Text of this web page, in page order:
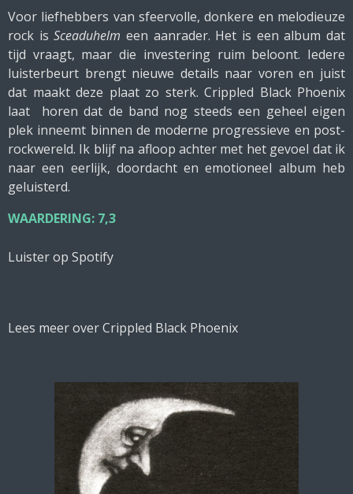
Voor liefhebbers van sfeervolle, donkere en melodieuze
rock isSceaduhelm een aanrader. Het is een album dat
tijd vraagt, maar die investering ruim beloont. Iedere
luisterbeurt brengt nieuwe details naar voren en juist
dat maakt deze plaat zo sterk. Crippled Black Phoenix
laat horen dat de band nog steeds een geheel eigen
plek inneemt binnen de moderne progressieve en post-
rockwereld. Ik blijf na afloop achter met het gevoel dat ik
naar een eerlijk, doordacht en emotioneel album heb
geluisterd.
WAARDERING: 7,3
Luister op Spotify
Lees meer over Crippled Black Phoenix